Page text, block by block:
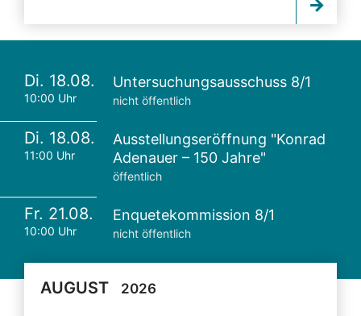
Di. 18.08.
10:00 Uhr
Untersuchungsausschuss 8/1
nicht öffentlich
Di. 18.08.
11:00 Uhr
Ausstellungseröffnung "Konrad
Adenauer – 150 Jahre"
öffentlich
Fr. 21.08.
10:00 Uhr
Enquetekommission 8/1
nicht öffentlich
AUGUST 2026